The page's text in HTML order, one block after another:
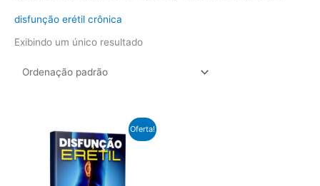
disfunção erétil crônica
Exibindo um único resultado
Oferta!